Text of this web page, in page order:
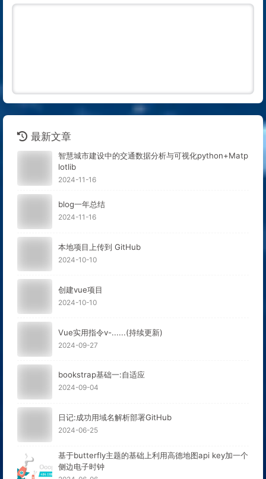
最新文章
智慧城市建设中的交通数据分析与可视化python+Matp
lotlib
2024-11-16
blog一年总结
2024-11-16
本地项目上传到 GitHub
2024-10-10
创建vue项目
2024-10-10
Vue实用指令v-......(持续更新)
2024-09-27
bookstrap基础一:自适应
2024-09-04
日记:成功用域名解析部署GitHub
2024-06-25
基于butterfly主题的基础上利用高德地图api key加一个
侧边电子时钟